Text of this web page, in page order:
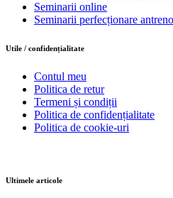
Seminarii online
Seminarii perfecționare
Utile / confidențialitate
Contul meu
Politica de retur
Termeni și condiții
Politica de confidențialitate
Politica de cookie-uri
Ultimele articole